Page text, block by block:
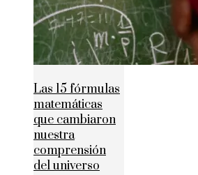
Las 15 fórmulas
matemáticas
que cambiaron
nuestra
comprensión
del universo